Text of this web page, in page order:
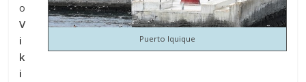
Puerto Iquique
o
V
i
k
i